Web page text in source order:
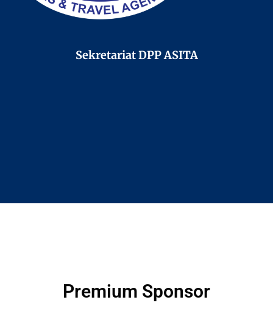
Sekretariat DPP ASITA
Premium Sponsor